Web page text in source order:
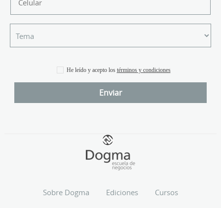
He leído y acepto los términos y condiciones
Sobre Dogma Ediciones
Cursos